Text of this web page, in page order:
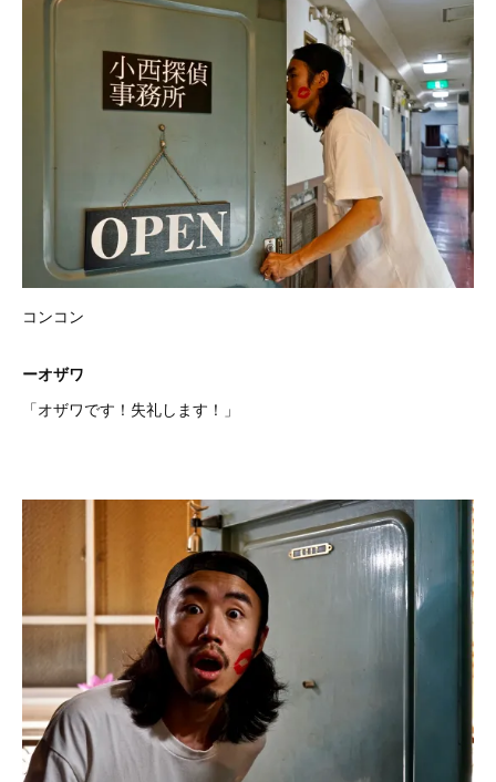
コンコン
ーオザワ
「オザワです！失礼します！」